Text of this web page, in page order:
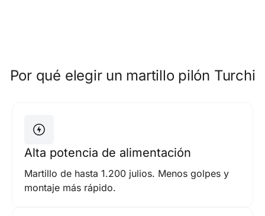
Por qué elegir un martillo pilón Turchi
Alta potencia de alimentación
Martillo de hasta 1.200 julios. Menos golpes y
montaje más rápido.